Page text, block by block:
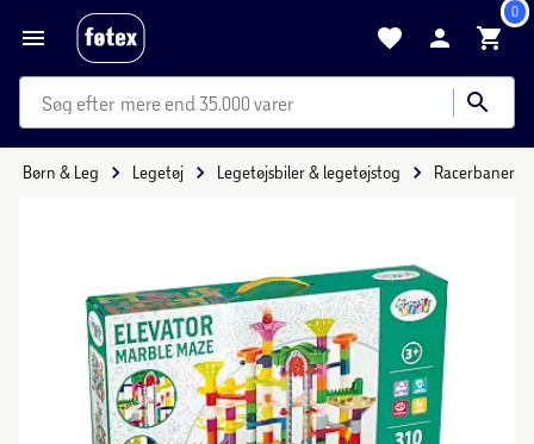
0
mere end 35.000 varer
Børn & Leg Legetøj Legetøjsbiler & legetøjstog Racerbaner